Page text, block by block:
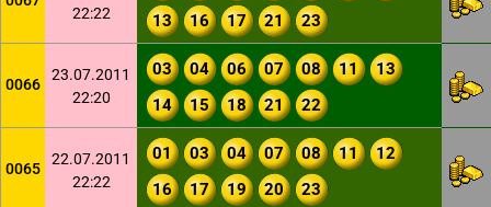
22:22
13
16 17 21 23
0066
23.07.2011
22:20
03 04 06 07 08 11
13
14
15 18 21 22
0065
22.07.2011
22:22
01 03 04 07 08 11
12
16
17 19 20 23